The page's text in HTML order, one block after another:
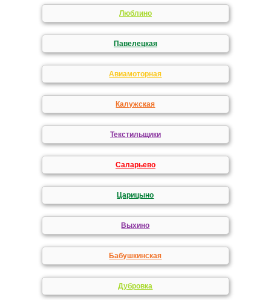
Люблино
Павелецкая
Авиамоторная
Калужская
Текстильщики
Саларьево
Царицыно
Выхино
Бабушкинская
Дубровка